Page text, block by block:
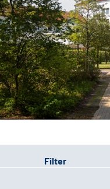
Sozialdienste &
Suche
Leichte Sprache
Gebärdensprache
Filter